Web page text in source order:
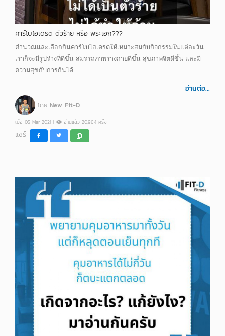
คาร์โบไฮเดรต ตัวร้าย หรือ พระเอก???
คำนวณและเลือกกินคาร์โบไฮเดรตให้เหมาะสมกับกิจกรรมในแต่ละวัน
เราก็จะมีรูปร่างที่ดีขึ้น สมรรถภาพร่างกายดีขึ้น สุขภาพจิตดีขึ้น และมี
ความสุขกับการกินได้
อ่านต่อ...
โดย New Fit-D
เมื่อ 05 Mar 2021 | อ่านแล้ว 20,964 ครั้ง
แชร์